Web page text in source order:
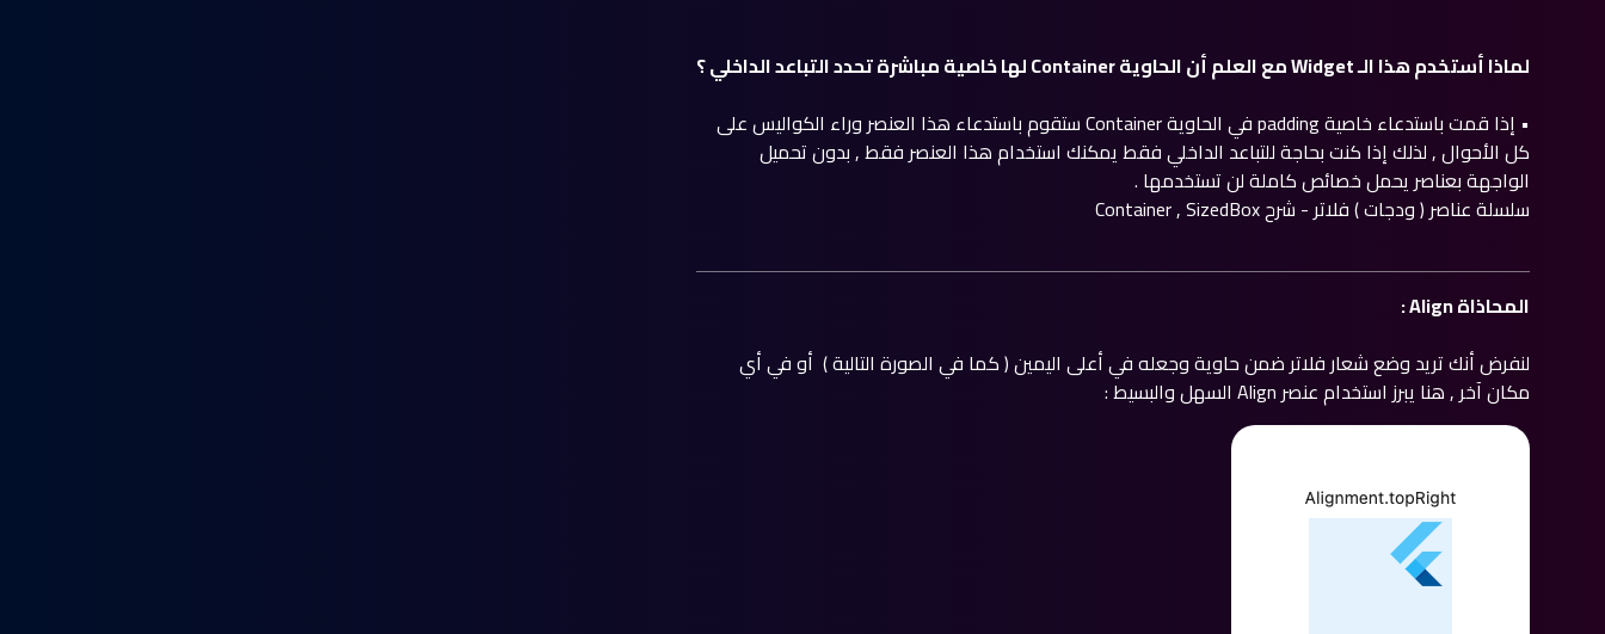
لماذا أستخدم هذا الـ Widget مع العلم أن الحاوية Container لها خاصية مباشرة تحدد التباعد الداخلي ؟
• إذا قمت باستدعاء خاصية padding في الحاوية Container ستقوم باستدعاء هذا العنصر وراء الكواليس على
كل الأحوال , لذلك إذا كنت بحاجة للتباعد الداخلي فقط يمكنك استخدام هذا العنصر فقط , بدون تحميل
الواجهة بعناصر يحمل خصائص كاملة لن تستخدمها .
سلسلة عناصر ( ودجات ) فلاتر - شرح Container , SizedBox
المحاذاة Align :
لنفرض أنك تريد وضع شعار فلاتر ضمن حاوية وجعله في أعلى اليمين ( كما في الصورة التالية ) أو في أي
مكان آخر , هنا يبرز استخدام عنصر Align السهل والبسيط :